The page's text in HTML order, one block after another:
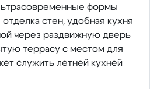
формы
стен, удобная кухня
через раздвижную дверь
террасу с местом для
служить летней кухней